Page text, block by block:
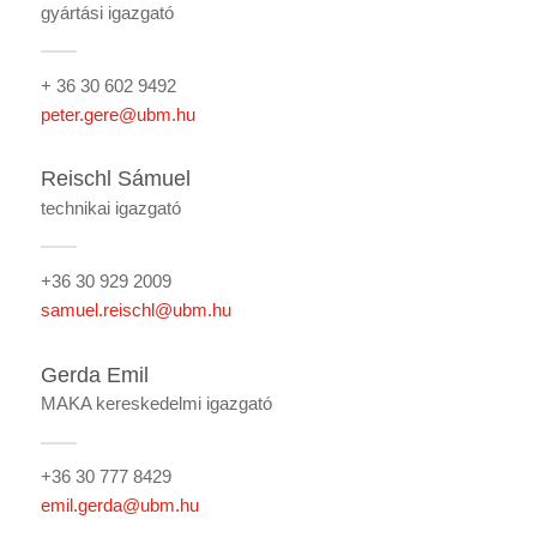
gyártási igazgató
+ 36 30 602 9492
peter.gere@ubm.hu
Reischl Sámuel
technikai igazgató
+36 30 929 2009
samuel.reischl@ubm.hu
Gerda Emil
MAKA kereskedelmi igazgató
+36 30 777 8429
emil.gerda@ubm.hu